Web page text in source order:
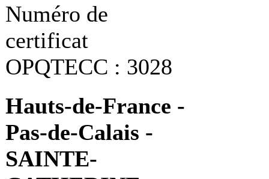
Numéro de
certificat
OPQTECC : 3028
Hauts-de-France -
Pas-de-Calais -
SAINTE-